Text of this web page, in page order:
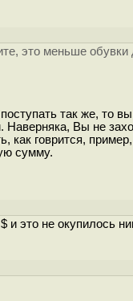
это меньше
так же, то
Вы не
как говрится,
сумму.
это не окупилось